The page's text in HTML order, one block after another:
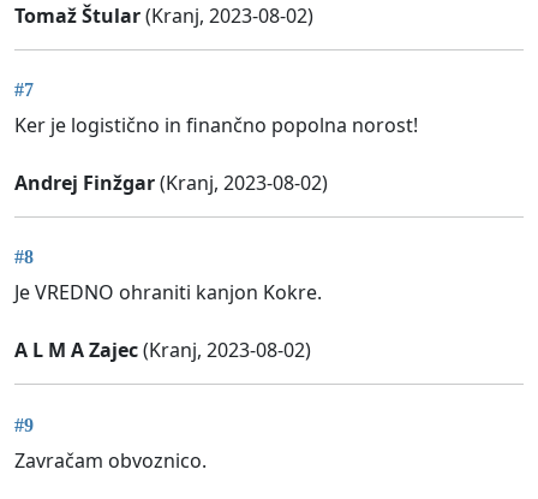
Tomaž Štular(Kranj, 2023-08-02)
#7
Ker je logistično in finančno popolna norost!
Andrej Finžgar(Kranj, 2023-08-02)
#8
Je VREDNO ohraniti kanjon Kokre.
A L M A Zajec(Kranj, 2023-08-02)
#9
Zavračam obvoznico.